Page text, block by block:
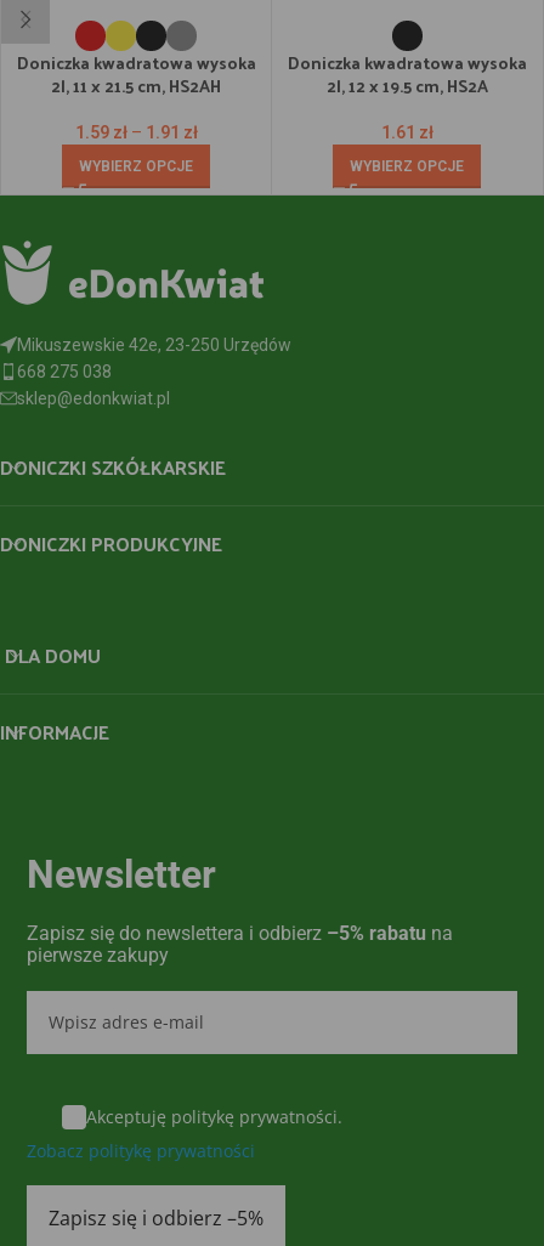
Doniczka kwadratowa wysoka
2l, 11 x 21.5 cm, HS2AH
1.59 zł – 1.91 zł
WYBIERZ OPCJE
Doniczka kwadratowa wysoka
2l, 12 x 19.5 cm, HS2A
1.61 zł
WYBIERZ OPCJE
Mikuszewskie 42e, 23-250 Urzędów
668 275 038
sklep@edonkwiat.pl
DONICZKI SZKÓŁKARSKIE
DONICZKI PRODUKCYJNE
DLA DOMU
INFORMACJE
Newsletter
Zapisz się do newslettera i odbierz –5% rabatu na
pierwsze zakupy
Akceptuję politykę prywatności.
Zobacz politykę prywatności
Zapisz się i odbierz –5%